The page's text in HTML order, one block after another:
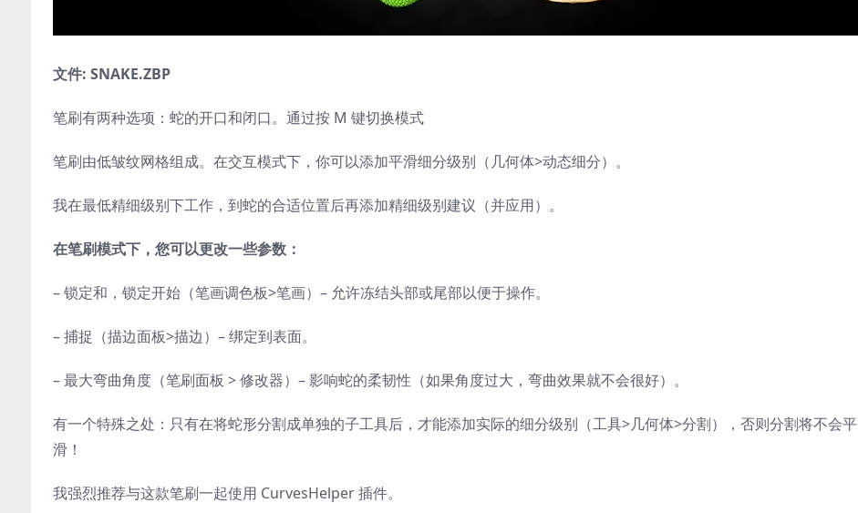
文件: SNAKE.ZBP
笔刷有两种选项：蛇的开口和闭口。通过按 M 键切换模式
笔刷由低皱纹网格组成。在交互模式下，你可以添加平滑细分级别（几何体>动态细分）。
我在最低精细级别下工作，到蛇的合适位置后再添加精细级别建议（并应用）。
在笔刷模式下，您可以更改一些参数：
– 锁定和，锁定开始（笔画调色板>笔画）– 允许冻结头部或尾部以便于操作。
– 捕捉（描边面板>描边）– 绑定到表面。
– 最大弯曲角度（笔刷面板 > 修改器）– 影响蛇的柔韧性（如果角度过大，弯曲效果就不会很好）。
有一个特殊之处：只有在将蛇形分割成单独的子工具后，才能添加实际的细分级别（工具>几何体>分割），否则分割将不会平
滑！
我强烈推荐与这款笔刷一起使用 CurvesHelper 插件。